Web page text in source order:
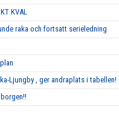
KVAL
raka och fortsatt serieledning
Ljungby , ger andraplats i tabellen!